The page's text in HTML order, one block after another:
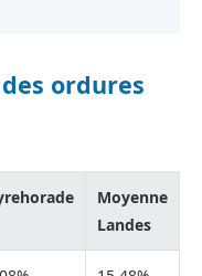
ordures
Moyenne
Landes